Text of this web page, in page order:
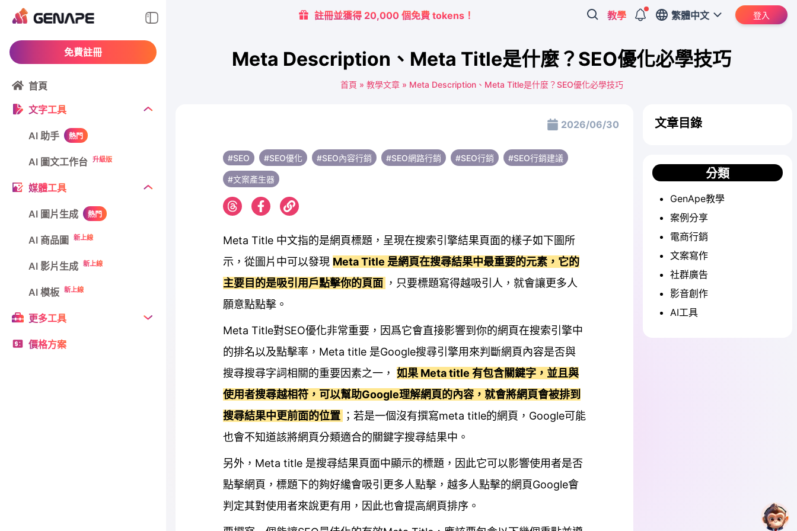
免費註冊
首頁
文字工具
AI 助手 熱門
AI 圖文工作台 升級版
媒體工具
AI 圖片生成 熱門
AI 商品圖 新上線
AI 影片生成 新上線
AI 模板 新上線
更多工具
價格方案
註冊並獲得 20,000 個免費 tokens！ 教學 繁體中文 登入
Meta Description、Meta Title是什麼？SEO優化必學技巧
首頁 » 教學文章» Meta Description、Meta Title是什麼？SEO優化必學技巧
2026/06/30
#SEO #SEO優化 #SEO內容行銷 #SEO網路行銷 #SEO行銷 #SEO行銷建議
#文案產生器
Meta Title 中文指的是網頁標題，呈現在搜索引擎結果頁面的樣子如下圖所
示，從圖片中可以發現 Meta Title 是網頁在搜尋結果中最重要的元素，它的
主要目的是吸引用戶點擊你的頁面 ，只要標題寫得越吸引人，就會讓更多人
願意點點擊。
Meta Title對SEO優化非常重要，因爲它會直接影響到你的網頁在搜索引擎中
的排名以及點擊率，Meta title 是Google搜尋引擎用來判斷網頁內容是否與
搜尋搜尋字詞相關的重要因素之一， 如果 Meta title 有包含關鍵字，並且與
使用者搜尋越相符，可以幫助Google理解網頁的內容，就會將網頁會被排到
搜尋結果中更前面的位置 ；若是一個沒有撰寫meta title的網頁，Google可能
也會不知道該將網頁分類適合的關鍵字搜尋結果中。
另外，Meta title 是搜尋結果頁面中顯示的標題，因此它可以影響使用者是否
點擊網頁，標題下的夠好纔會吸引更多人點擊，越多人點擊的網頁Google會
判定其對使用者來說更有用，因此也會提高網頁排序。
文章目錄
分類
GenApe教學
案例分享
電商行銷
文案寫作
社群廣告
影音創作
AI工具